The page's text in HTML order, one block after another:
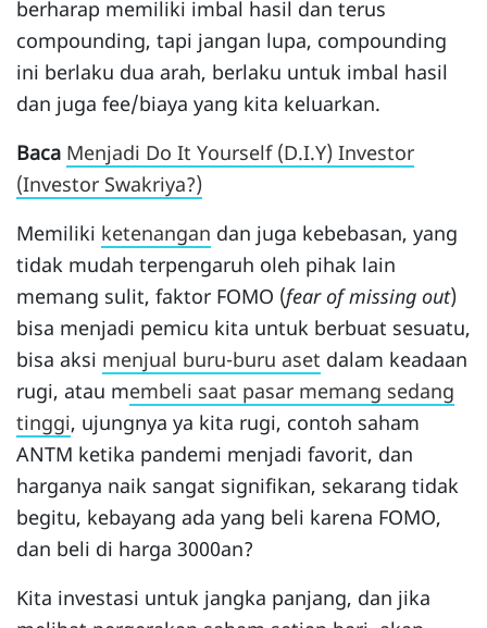
berharap memiliki imbal hasil dan terus
compounding, tapi jangan lupa, compounding
ini berlaku dua arah, berlaku untuk imbal hasil
dan juga fee/biaya yang kita keluarkan.
Baca Menjadi Do It Yourself (D.I.Y) Investor
(Investor Swakriya?)
Memiliki ketenangan dan juga kebebasan, yang
tidak mudah terpengaruh oleh pihak lain
memang sulit, faktor FOMO (fear of missing out)
bisa menjadi pemicu kita untuk berbuat sesuatu,
bisa aksi menjual buru-buru aset dalam keadaan
rugi, atau membeli saat pasar memang sedang
tinggi, ujungnya ya kita rugi, contoh saham
ANTM ketika pandemi menjadi favorit, dan
harganya naik sangat signifikan, sekarang tidak
begitu, kebayang ada yang beli karena FOMO,
dan beli di harga 3000an?
Kita investasi untuk jangka panjang, dan jika